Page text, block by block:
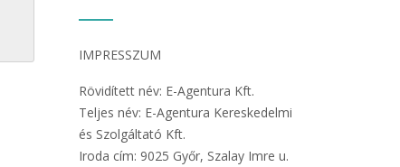
IMPRESSZUM
Rövidített név: E-Agentura Kft.
Teljes név: E-Agentura Kereskedelmi
és Szolgáltató Kft.
Iroda cím: 9025 Győr, Szalay Imre u.